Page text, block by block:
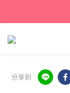
分享到